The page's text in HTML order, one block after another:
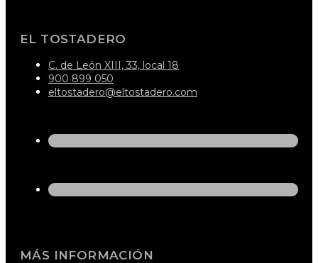
EL TOSTADERO
C. de León XIII, 33, local 18
900 899 050
eltostadero@eltostadero.com
MÁS INFORMACIÓN